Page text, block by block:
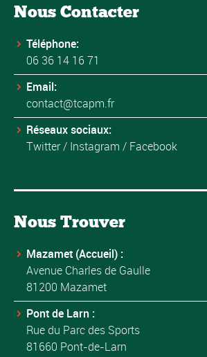
Nous Contacter
Téléphone:
06 36 14 16 71
Email:
contact@tcapm.fr
Réseaux sociaux:
Twitter/ Instagram / Facebook
Nous Trouver
Mazamet (Accueil) :
Avenue Charles de Gaulle
81200 Mazamet
Pont de Larn :
Rue du Parc des Sports
81660 Pont-de-Larn